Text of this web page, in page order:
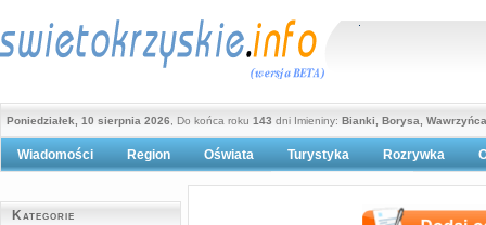
Poniedziałek, 10 sierpnia 2026 , Do końca roku 143 dni Imieniny: Bianki, Borysa, Wawrzyńca
Wiadomości Region Oświata Turystyka
Polityka prywatności
Rozrywka
Kategorie